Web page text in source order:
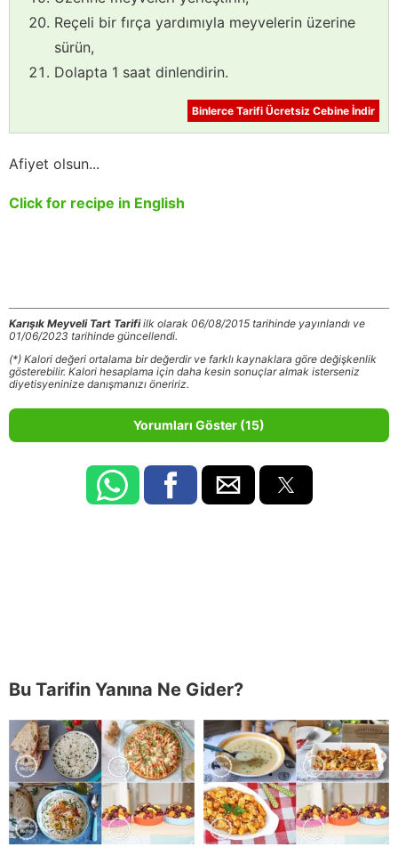
Reçeli bir fırça yardımıyla meyvelerin üzerine
sürün,
Dolapta 1 saat dinlendirin.
Binlerce Tarifi Ücretsiz Cebine İndir
Afiyet olsun...
Click for recipe in English
Karışık Meyveli Tart Tarifiilk olarak 06/08/2015 tarihinde yayınlandı ve
01/06/2023 tarihinde güncellendi.
(*) Kalori değeri ortalama bir değerdir ve farklı kaynaklara göre değişkenlik
gösterebilir. Kalori hesaplama için daha kesin sonuçlar almak isterseniz
diyetisyeninize danışmanızı öneririz.
Yorumları Göster (15)
Bu Tarifin Yanına Ne Gider?